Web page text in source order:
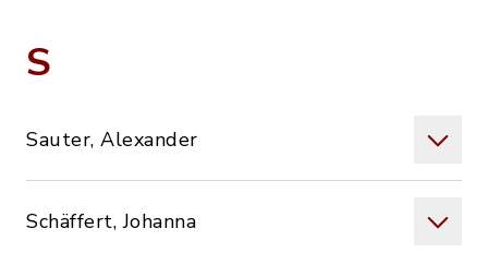
S
Sauter, Alexander
Schäffert, Johanna